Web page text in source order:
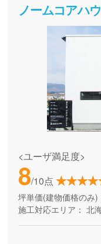
ノームコアハ
<ユーザ満足度>
8/10点
坪単価(建物価格のみ)
施工対応エリア： 北